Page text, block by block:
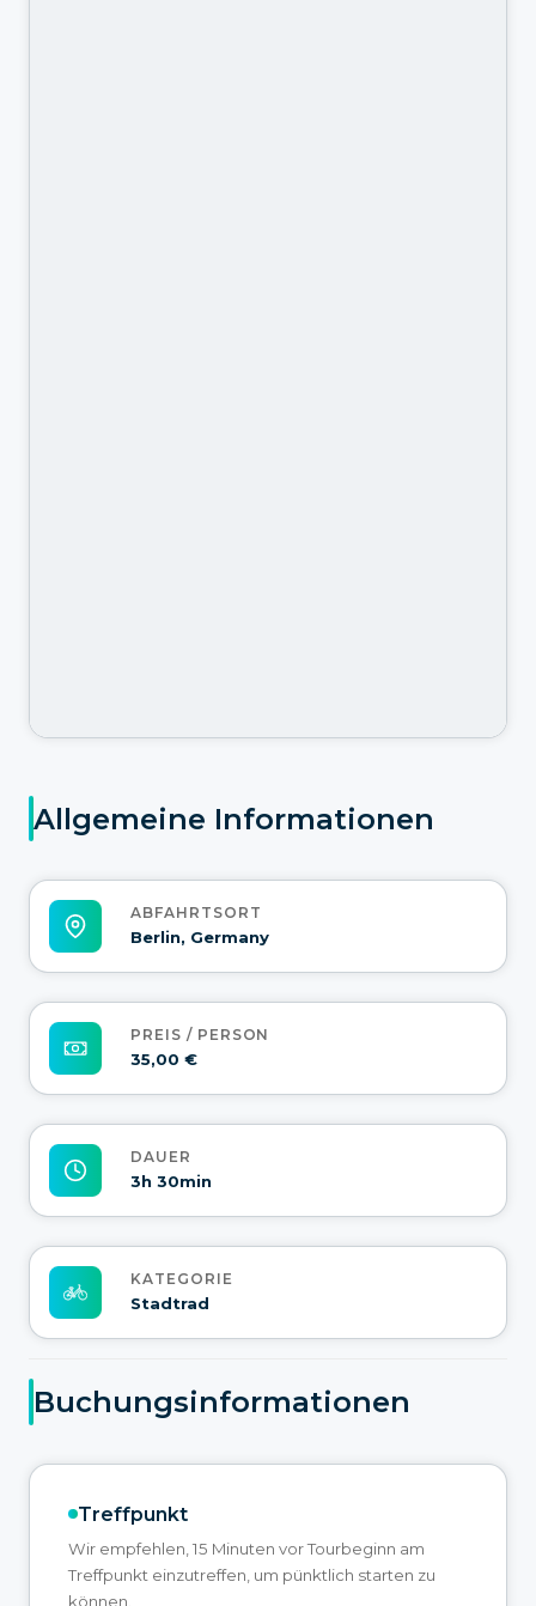
Allgemeine Informationen
ABFAHRTSORT
Berlin, Germany
PREIS / PERSON
35,00 €
DAUER
3h 30min
KATEGORIE
Stadtrad
Buchungsinformationen
Treffpunkt
Wir empfehlen, 15 Minuten vor Tourbeginn am
Treffpunkt einzutreffen, um pünktlich starten zu
können.